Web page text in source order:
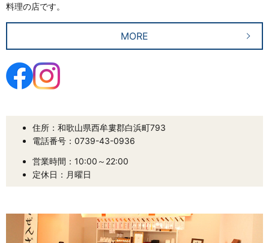
料理の店です。
MORE
住所：和歌山県西牟婁郡白浜町793
電話番号：0739-43-0936
営業時間：10:00～22:00
定休日：月曜日